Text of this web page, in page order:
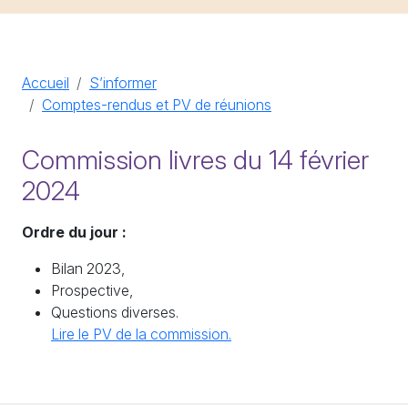
Accueil
S’informer
Comptes-rendus et PV de réunions
Commission livres du 14 février
2024
Ordre du jour :
Bilan 2023,
Prospective,
Questions diverses.
Lire le PV de la commission.